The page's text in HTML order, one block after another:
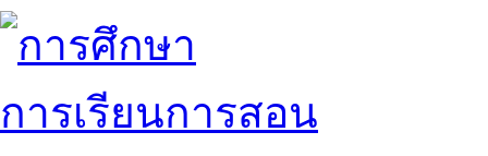
การเรียนการสอน